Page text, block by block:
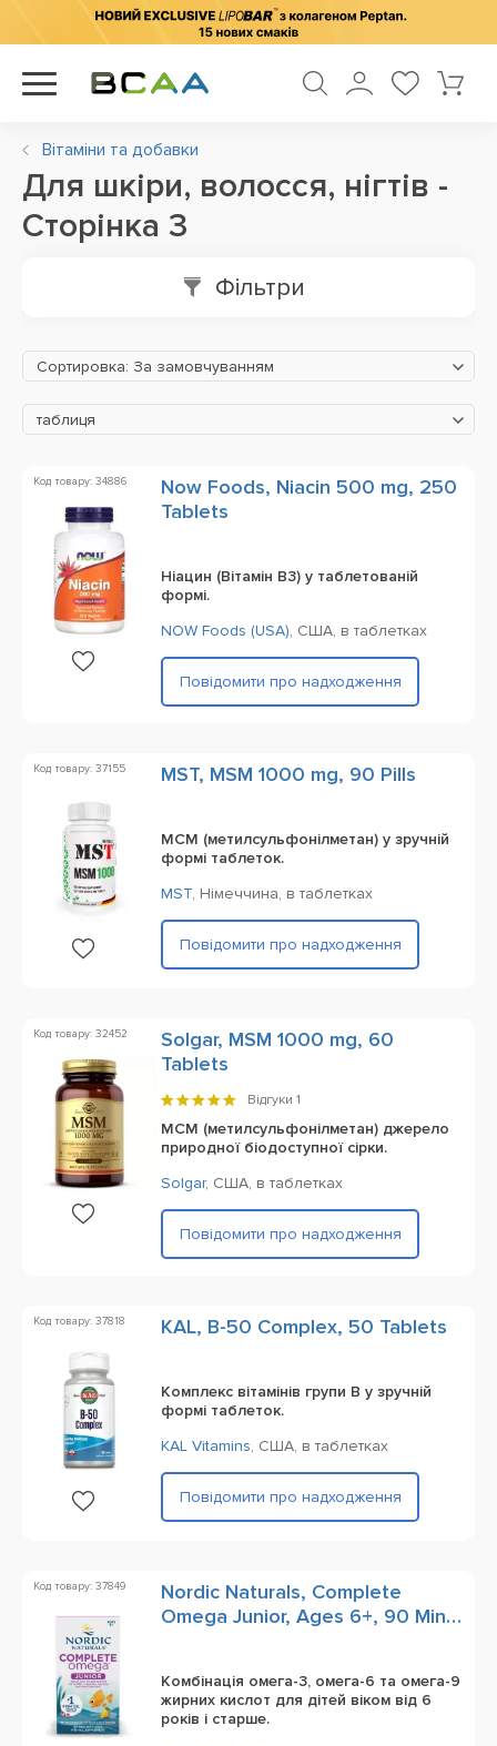
Вітаміни та добавки
Для шкіри, волосся, нігтів -
Сторінка 3
Фільтри
Сортировка: За замовчуванням
таблиця
Код товару: 34886
Now Foods, Niacin 500 mg, 250
Tablets
Ніацин (Вітамін B3) у таблетованій
формі.
NOW Foods (USA), США, в таблетках
Повідомити про надходження
Код товару: 37155 MST, MSM 1000 mg, 90 Pills
МСМ (метилсульфонілметан) у зручній
формі таблеток.
MST, Німеччина, в таблетках
Повідомити про надходження
Код товару: 32452
Solgar, MSM 1000 mg, 60
Tablets
Відгуки 1
МСМ (метилсульфонілметан) джерело
природної біодоступної сірки.
Solgar, США, в таблетках
Повідомити про надходження
Код товару: 37818 KAL, B-50 Complex, 50 Tablets
Комплекс вітамінів групи B у зручній
формі таблеток.
KAL Vitamins, США, в таблетках
Повідомити про надходження
Код товару: 37849
Nordic Naturals, Complete
Omega Junior, Ages 6+, 90 Mini
Комбінація омега-3, омега-6 та омега-9
жирних кислот для дітей віком від 6
років і старше.